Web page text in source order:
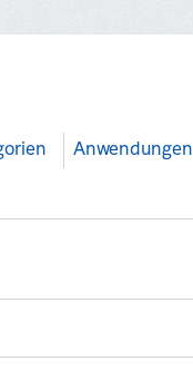
Anwendungen